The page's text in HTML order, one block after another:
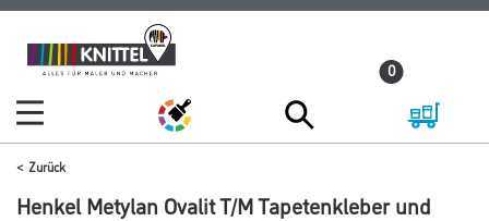
Zum
Inhalt
Zum
Navigationsmenü
0
Zurück
Henkel Metylan Ovalit T/M Tapetenkleber und